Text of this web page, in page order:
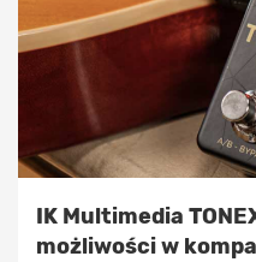
IK Multimedia
możliwości w